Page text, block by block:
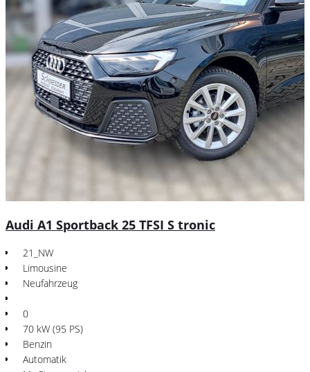
Audi A1 Sportback 25 TFSI S tronic
21_NW
Limousine
Neufahrzeug
0
70 kW (95 PS)
Benzin
Automatik